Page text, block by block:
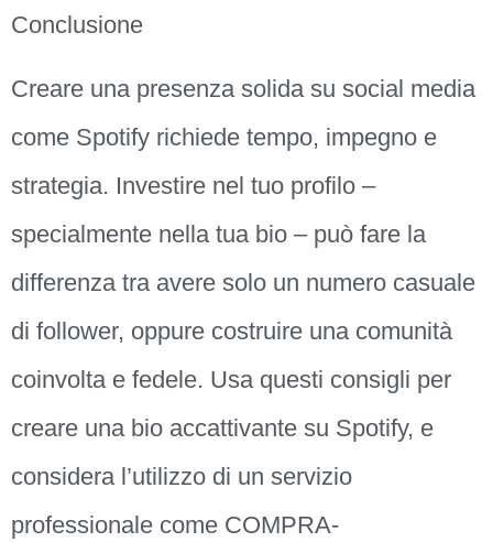
Conclusione
Creare una presenza solida su social media
come Spotify richiede tempo, impegno e
strategia. Investire nel tuo profilo –
specialmente nella tua bio – può fare la
differenza tra avere solo un numero casuale
di follower, oppure costruire una comunità
coinvolta e fedele. Usa questi consigli per
creare una bio accattivante su Spotify, e
considera l’utilizzo di un servizio
professionale come COMPRA-